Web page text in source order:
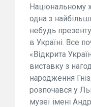
Національному
одна з
небудь
в Україні. Все
«Відкрита
виставку з
народження
розпочався у
музеї імені